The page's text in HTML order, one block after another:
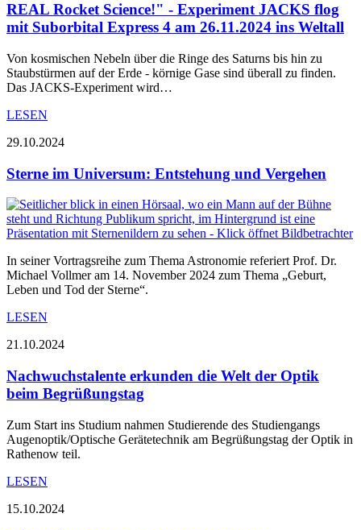
REAL Rocket Science!" - Experiment JACKS flog
mit Suborbital Express 4 am 26.11.2024 ins Weltall
Von kosmischen Nebeln über die Ringe des Saturns bis hin zu
Staubstürmen auf der Erde - körnige Gase sind überall zu finden.
Das JACKS-Experiment wird…
LESEN
29.10.2024
Sterne im Universum: Entstehung und Vergehen
In seiner Vortragsreihe zum Thema Astronomie referiert Prof. Dr.
Michael Vollmer am 14. November 2024 zum Thema „Geburt,
Leben und Tod der Sterne“.
LESEN
21.10.2024
Nachwuchstalente erkunden die Welt der Optik
beim Begrüßungstag
Zum Start ins Studium nahmen Studierende des Studiengangs
Augenoptik/Optische Gerätetechnik am Begrüßungstag der Optik in
Rathenow teil.
LESEN
15.10.2024